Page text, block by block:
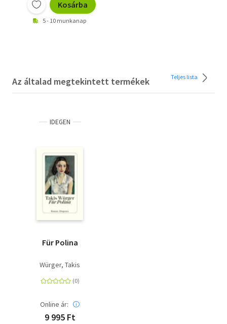
Kosárba
5 - 10 munkanap
Az általad megtekintett termékek Teljes lista
IDEGEN
Für Polina
Würger, Takis
Online ár:
9 995 Ft